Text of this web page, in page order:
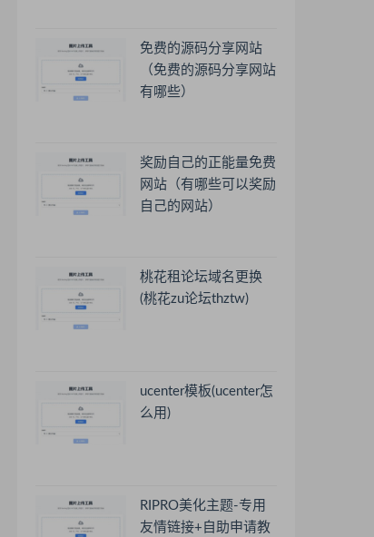
免费的源码分享网站
（免费的源码分享网站
有哪些）
奖励自己的正能量免费
网站（有哪些可以奖励
自己的网站）
桃花租论坛域名更换
(桃花zu论坛thztw)
ucenter模板(ucenter怎
么用)
RIPRO美化主题-专用
友情链接+自助申请教